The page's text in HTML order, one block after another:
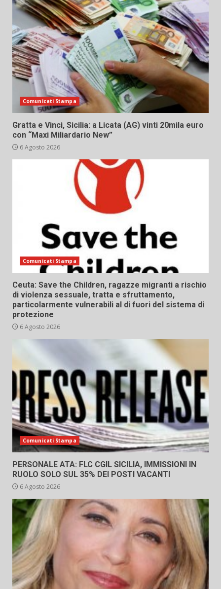
Comunicati Stampa
Gratta e Vinci, Sicilia: a Licata (AG) vinti 20mila euro
con “Maxi Miliardario New”
6 Agosto 2026
Comunicati Stampa
Ceuta: Save the Children, ragazze migranti a rischio
di violenza sessuale, tratta e sfruttamento,
particolarmente vulnerabili al di fuori del sistema di
protezione
6 Agosto 2026
Comunicati Stampa
PERSONALE ATA: FLC CGIL SICILIA, IMMISSIONI IN
RUOLO SOLO SUL 35% DEI POSTI VACANTI
6 Agosto 2026